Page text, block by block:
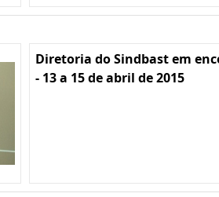
Diretoria do Sindbast em
- 13 a 15 de abril de 2015